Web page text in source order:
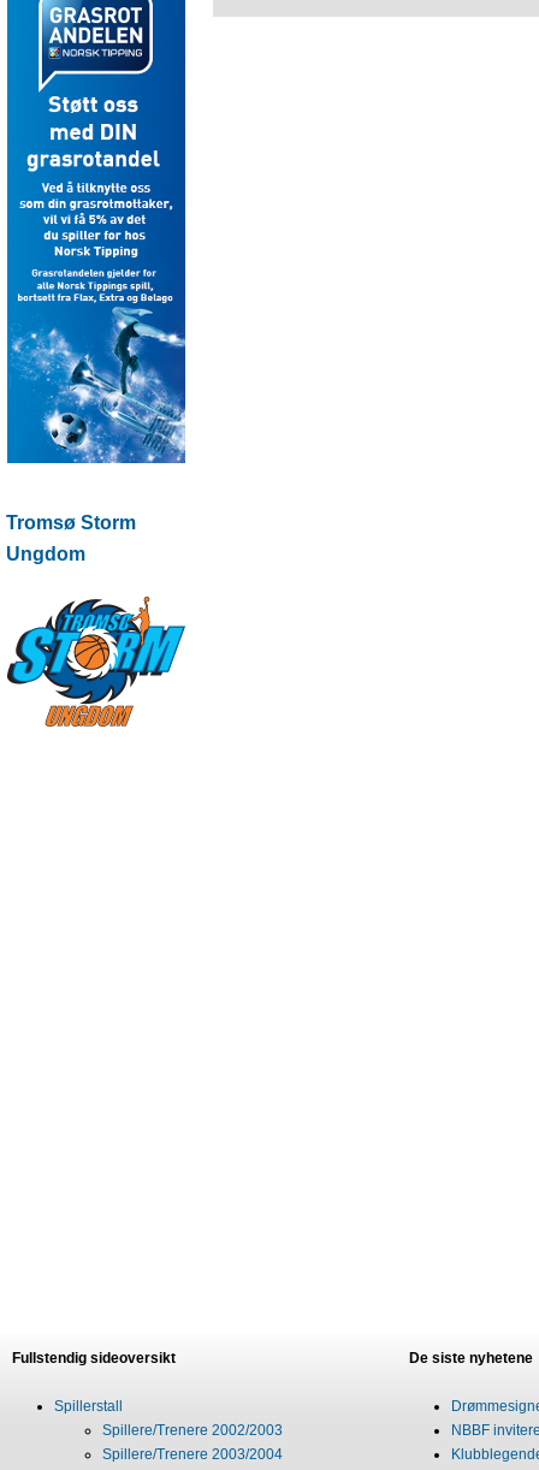
Tromsø Storm
Ungdom
Fullstendig sideoversikt
Spillerstall
Spillere/Trenere 2002/2003
Spillere/Trenere 2003/2004
De siste nyhetene
NBBF